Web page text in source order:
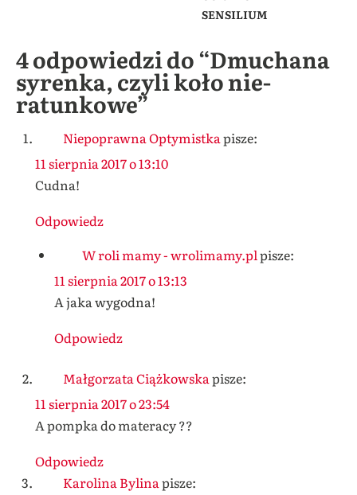
SENSILIUM
4 odpowiedzi do “Dmuchana
syrenka, czyli koło nie-
ratunkowe”
Niepoprawna Optymistka pisze:
11 sierpnia 2017 o 13:10
Cudna!
Odpowiedz
W roli mamy - wrolimamy.plpisze:
11 sierpnia 2017 o 13:13
A jaka wygodna!
Odpowiedz
Małgorzata Ciążkowskapisze:
11 sierpnia 2017 o 23:54
A pompka do materacy ??
Odpowiedz
Karolina Bylinapisze: